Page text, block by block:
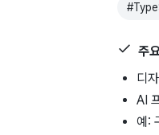
#
주
디
AI
예: